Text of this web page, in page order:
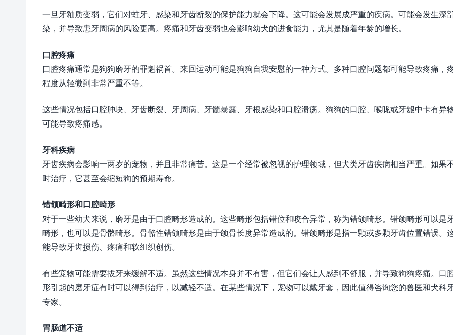
一旦牙釉质变弱，它们对蛀牙、感染和牙齿断裂的保护能力就会下降。这可能会发展成严重的疾病。可能会发生深
染，并导致患牙周病的风险更高。疼痛和牙齿变弱也会影响幼犬的进食能力，尤其是随着年龄的增长。
口腔疼痛
口腔疼痛通常是狗狗磨牙的罪魁祸首。来回运动可能是狗狗自我安慰的一种方式。多种口腔问题都可能导致疼痛，
程度从轻微到非常严重不等。
这些情况包括口腔肿块、牙齿断裂、牙周病、牙髓暴露、牙根感染和口腔溃疡。狗狗的口腔、喉咙或牙龈中卡有异
可能导致疼痛感。
牙科疾病
牙齿疾病会影响一两岁的宠物，并且非常痛苦。这是一个经常被忽视的护理领域，但犬类牙齿疾病相当严重。如果
时治疗，它甚至会缩短狗的预期寿命。
错颌畸形和口腔畸形
对于一些幼犬来说，磨牙是由于口腔畸形造成的。这些畸形包括错位和咬合异常，称为错颌畸形。错颌畸形可以是
畸形，也可以是骨骼畸形。骨骼性错颌畸形是由于颌骨长度异常造成的。错颌畸形是指一颗或多颗牙齿位置错误。
能导致牙齿损伤、疼痛和软组织创伤。
有些宠物可能需要拔牙来缓解不适。虽然这些情况本身并不有害，但它们会让人感到不舒服，并导致狗狗疼痛。口
形引起的磨牙症有时可以得到治疗，以减轻不适。在某些情况下，宠物可以戴牙套，因此值得咨询您的兽医和犬科
专家。
胃肠道不适